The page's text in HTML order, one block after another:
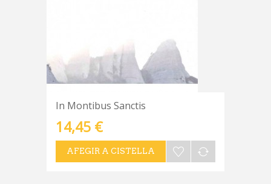
In Montibus Sanctis
14,45 €
AFEGIR A CISTELLA